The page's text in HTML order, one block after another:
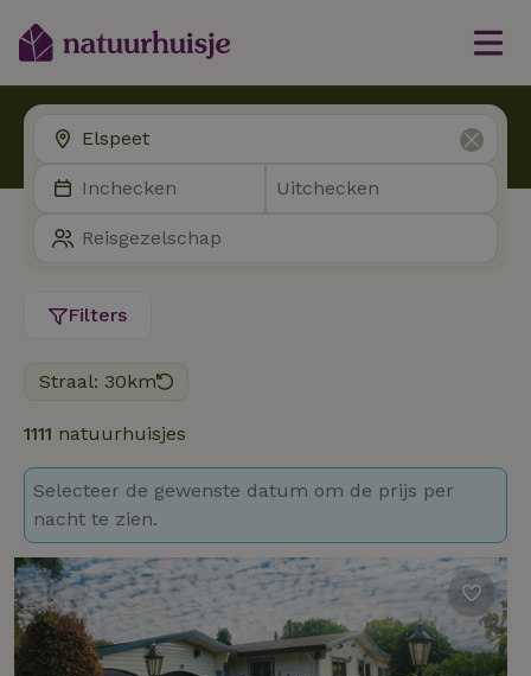
Filters
Straal: 30km
1111 natuurhuisjes
Selecteer de gewenste datum om de prijs per
nacht te zien.